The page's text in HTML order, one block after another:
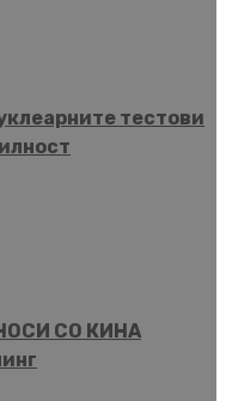
тестови
СО КИНА